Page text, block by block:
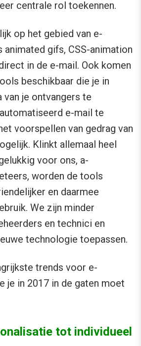
centrale rol toekennen.
op het gebied van e-
animated gifs, CSS-animation
in de e-mail. Ook komen
beschikbaar die je in
je ontvangers te
e-mail te
voorspellen van gedrag van
Klinkt allemaal heel
voor ons, a-
worden de tools
en daarmee
We zijn minder
en technici en
technologie toepassen.
trends voor e-
je in 2017 in de gaten moet
tot individueel